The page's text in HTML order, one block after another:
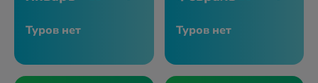
Туров нет Туров нет